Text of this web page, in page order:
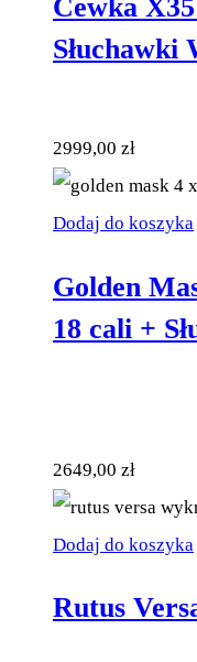
Cewka
Słuchawki
2999,00 zł
Dodaj do koszyka
Golden
18 cali +
2649,00 zł
Dodaj do koszyka
Rutus